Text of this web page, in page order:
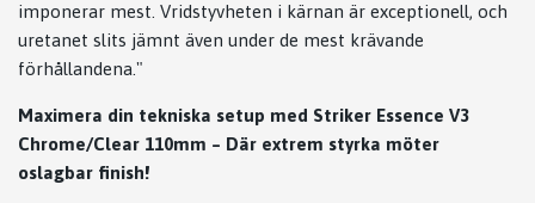
imponerar mest. Vridstyvheten i kärnan är exceptionell, och
uretanet slits jämnt även under de mest krävande
förhållandena."
Maximera din tekniska setup med Striker Essence V3
Chrome/Clear 110mm – Där extrem styrka möter
oslagbar finish!